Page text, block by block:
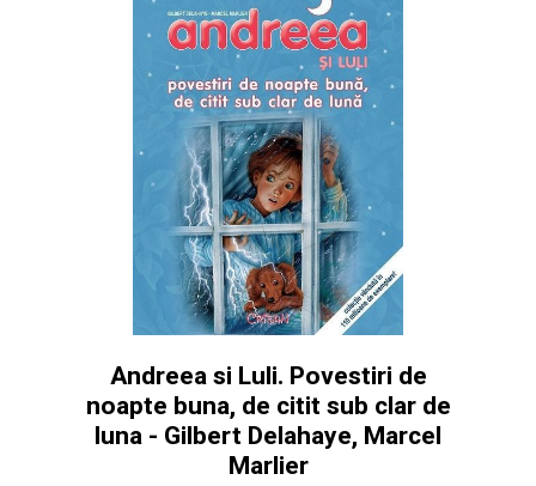
Andreea si Luli. Povestiri de
noapte buna, de citit sub clar de
luna - Gilbert Delahaye, Marcel
Marlier